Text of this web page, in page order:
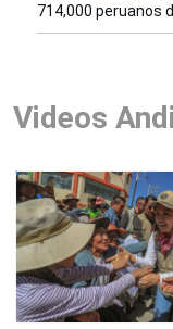
714,000 peruanos
Videos